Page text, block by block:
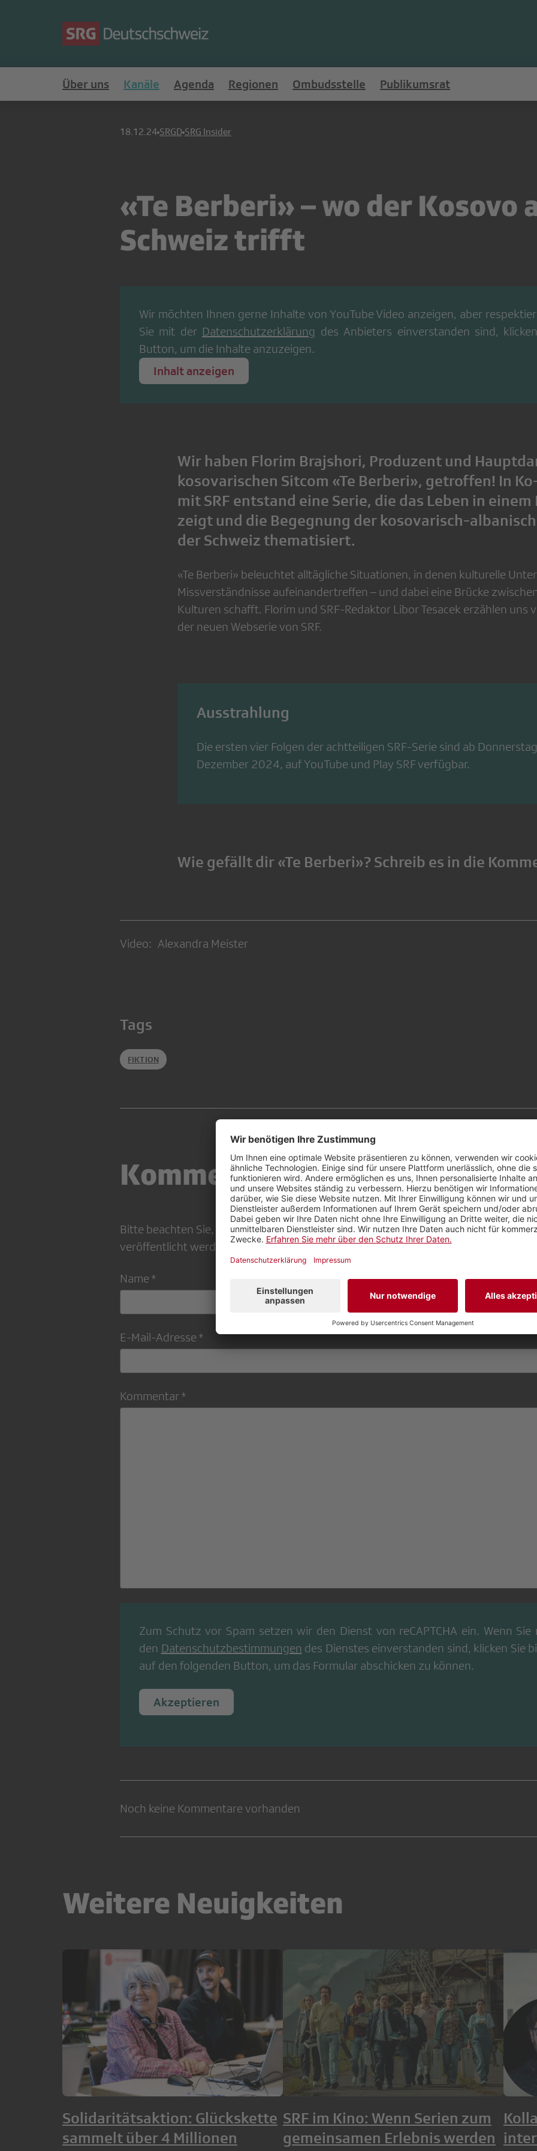
Über uns Kanäle Agenda Regionen Ombudsstelle Publikumsrat
18.12.24 SRGD SRG Insider
«Te Berberi» – wo der Kosovo
Schweiz trifft
Wir möchten Ihnen gerne Inhalte von YouTube Video anzeigen, aber
Sie mit der Datenschutzerklärung des Anbieters einverstanden sind,
Button, um die Inhalte anzuzeigen.
Inhalt anzeigen
Wir haben Florim Brajshori, Produzent und
kosovarischen Sitcom «Te Berberi», getroffen! In
mit SRF entstand eine Serie, die das Leben in
zeigt und die Begegnung der kosovarisch-
der Schweiz thematisiert.
«Te Berberi» beleuchtet alltägliche Situationen, in denen kulturelle
Missverständnisse aufeinandertreffen – und dabei eine Brücke
Kulturen schafft. Florim und SRF-Redaktor Libor Tesacek erzählen uns
der neuen Webserie von SRF.
Ausstrahlung
Die ersten vier Folgen der achtteiligen SRF-Serie sind ab
Dezember 2024, auf YouTube und Play SRF verfügbar.
Wie gefällt dir «Te Berberi»? Schreib es in die
Video: Alexandra Meister
Tags
FIKTION
Kommentar
Bitte beachten Sie, dass Ihr Kommentar inkl. Name in unserem LINK-Magazin
veröffentlicht werden kann
Name *
E-Mail-Adresse *
Kommentar *
Zum Schutz vor Spam setzen wir den Dienst von reCAPTCHA ein. Wenn Sie
den Datenschutzbestimmungen des Dienstes einverstanden sind, klicken Sie
auf den folgenden Button, um das Formular abschicken zu können.
Akzeptieren
Noch keine Kommentare vorhanden
Weitere Neuigkeiten
Solidaritätsaktion: Glückskette
sammelt über 4 Millionen
SRF im Kino: Wenn Serien zum
gemeinsamen Erlebnis werden